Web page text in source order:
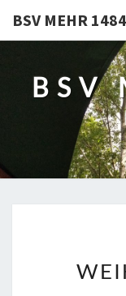
BSV MEHR 1484
BSV